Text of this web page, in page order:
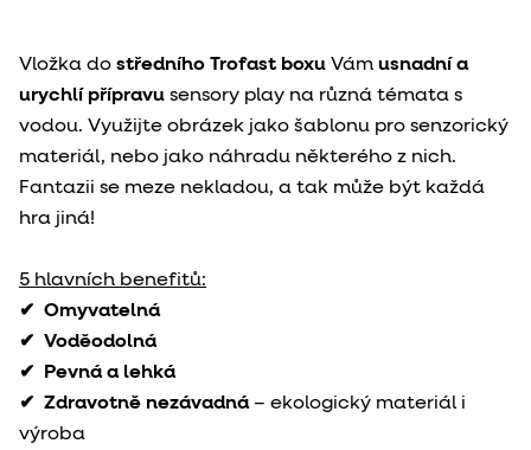
Vložka do středního Trofast boxu Vám usnadní a
urychlí přípravu sensory play na různá témata s
vodou. Využijte obrázek jako šablonu pro senzorický
materiál, nebo jako náhradu některého z nich.
Fantazii se meze nekladou, a tak může být každá
hra jiná!
5 hlavních benefitů:
✔ Omyvatelná
✔ Voděodolná
✔
Pevná a lehká
✔ Zdravotně nezávadná – ekologický materiál i
výroba